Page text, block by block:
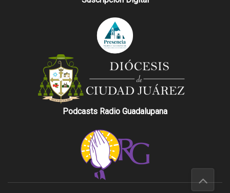
Podcasts Radio Guadalupana